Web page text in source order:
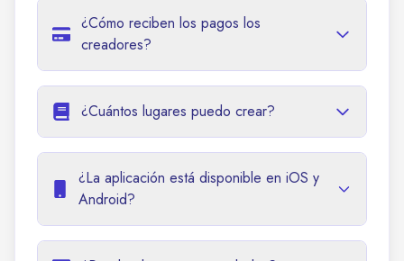
¿Cómo reciben los pagos los
creadores?
¿Cuántos lugares puedo crear?
¿La aplicación está disponible en iOS y
Android?